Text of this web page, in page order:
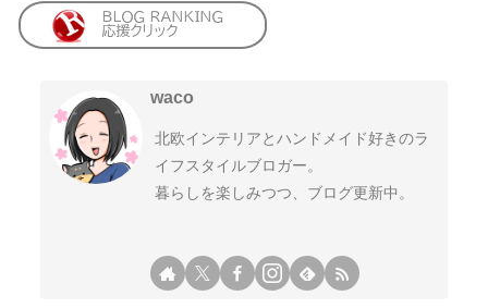
waco
北欧インテリアとハンドメイド好きのラ
イフスタイルブロガー。
暮らしを楽しみつつ、ブログ更新中。